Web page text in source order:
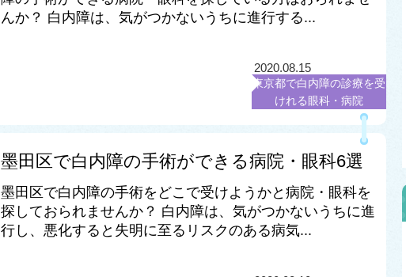
んか？ 白内障は、気がつかないうちに進行する...
2020.08.15
東京都で白内障の診療を受
けれる眼科・病院
墨田区で白内障の手術ができる病院・眼科6選
墨田区で白内障の手術をどこで受けようかと病院・眼科を
探しておられませんか？ 白内障は、気がつかないうちに進
行し、悪化すると失明に至るリスクのある病気...